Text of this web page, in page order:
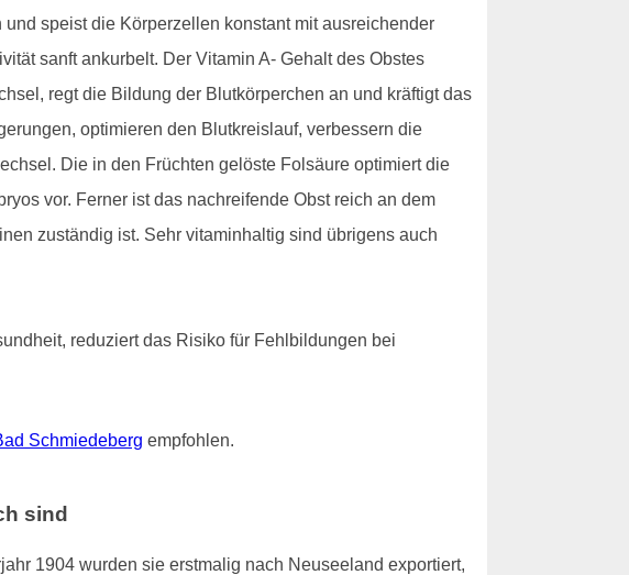
speist die Körperzellen konstant mit ausreichender
sanft ankurbelt. Der Vitamin A- Gehalt des Obstes
regt die Bildung der Blutkörperchen an und kräftigt das
optimieren den Blutkreislauf, verbessern die
Die in den Früchten gelöste Folsäure optimiert die
vor. Ferner ist das nachreifende Obst reich an dem
zuständig ist. Sehr vitaminhaltig sind übrigens auch
reduziert das Risiko für Fehlbildungen bei
Schmiedeberg empfohlen.
sind
1904 wurden sie erstmalig nach Neuseeland exportiert,